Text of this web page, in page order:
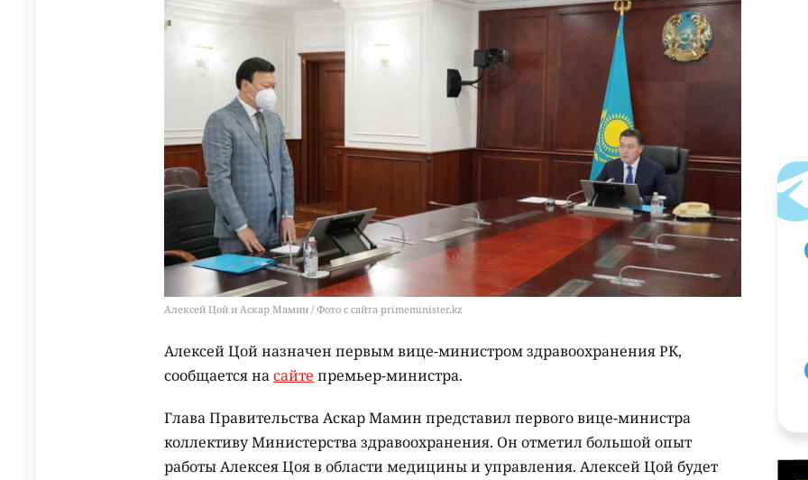
Алексей Цой и Аскар Мамин / Фото с сайта primeminister.kz
Алексей Цой назначен первым вице-министром здравоохранения РК,
сообщается насайте премьер-министра.
Глава Правительства Аскар Мамин представил первого вице-министра
коллективу Министерства здравоохранения. Он отметил большой опыт
работы Алексея Цоя в области медицины и управления. Алексей Цой будет